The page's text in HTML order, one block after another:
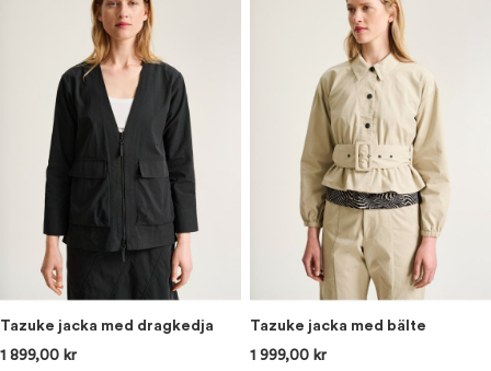
Tazuke jacka med dragkedja
1 899,00 kr
Tazuke jacka med bälte
1 999,00 kr